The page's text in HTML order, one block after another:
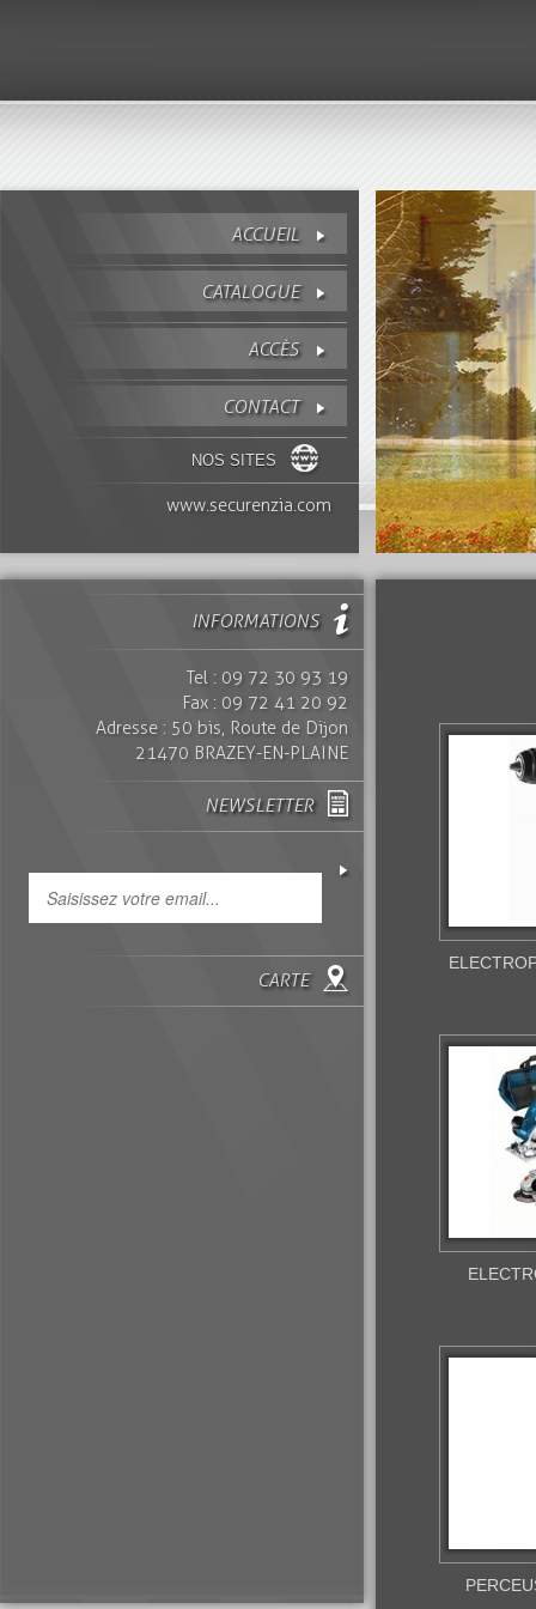
ACCUEIL
CATALOGUE
ACCÈS
CONTACT
NOS SITES
www.securenzia.com
INFORMATIONS
Tel : 09 72 30 93 19
Fax : 09 72 41 20 92
Adresse : 50 bis, Route de Dijon
21470 BRAZEY-EN-PLAINE
NEWSLETTER
CARTE